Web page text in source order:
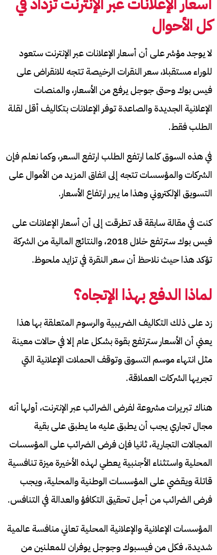
كل الأحوال
لا يوجد مؤشر على أن أسعار الإعلانات عبر الإنترنت ستعود
للوراء مستقبلا، سعر النقرات الرخيصة تتجه للانقراض على
فيس بوك وحتى جوجل يرفع من الأسعار، والمنصات
الإعلانية الجديدة والصاعدة توفر الإعلانات بتكاليف أقل لقلة
الطلب فقط.
في هذه السوق كلما ارتفع الطلب ارتفع السعر، وكما نعلم فإن
الشركات والمؤسسات تتجه إلى انفاق المزيد من الأموال على
التسويق الإلكتروني وهذا ما يبرر ارتفاع الأسعار.
كنت في مقالة سابقة قد تطرقت إلى أن أسعار الإعلانات على
فيس بوك سترتفع خلال 2018، والنتائج المالية من الشركة
تؤكد هذا حيث نلاحظ أن سعر النقرة في تزايد ملحوظ.
لماذا الدفع بهذا الإتجاه؟
زد على ذلك التكاليف الضريبية والرسوم المتعلقة بها هذا
يعني أن الأسعار سترتفع بقوة بشكل عام إلا في حالات معينة
مثل انتهاء موسم التسوق وتوقف الحملات الإعلانية التي
تجريها الشركات العملاقة.
هناك تبريرات مشروعة لفرض الضرائب عبر الإنترنت، أولها أنه
مجال تجاري يجب أن يطبق عليه ما يطبق على بقية
المجالات التجارية، ثانيا فإن فرض الضرائب على المؤسسات
المحلية واستثناء الأجنبية يعطي لهذه الأخيرة ميزة تنافسية
قاتلة ويقضي على المؤسسات الوطنية والمحلية، ويجب
فرض الضرائب من أجل تحقيق التكافؤ والعدالة في التنافس.
المؤسسات الإعلانية والإعلانية المحلية تعاني منافسة عالمية
شديدة، فكل من فيسبوك وجوجل يوفران للمعلنين من